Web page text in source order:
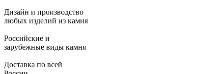
Дизайн и производство
любых изделий из камня
Российские и
зарубежные виды камня
Доставка по всей